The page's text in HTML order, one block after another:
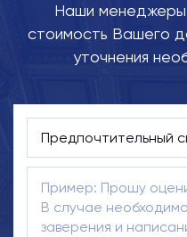
Наши
стоимость Вашего
уточнения